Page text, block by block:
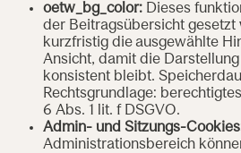
oetw_bg_color: Dieses
der Beitragsübersicht gesetzt
kurzfristig die ausgewählte
Ansicht, damit die
konsistent bleibt.
Rechtsgrundlage:
6 Abs. 1 lit. f DSGVO.
Admin- und Sitzungs-
Administrationsbereich